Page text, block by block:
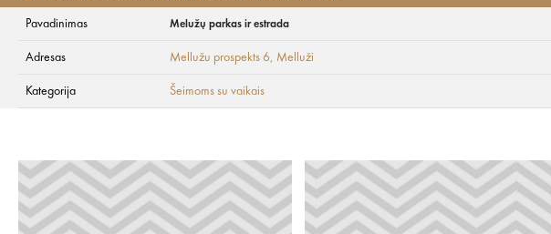
Melužų parkas ir estrada
Melužų parkas ir estrada
Pavadinimas Melužų parkas ir estrada
Adresas Mellužu prospekts 6, Melluži
Kategorija Šeimoms su vaikais